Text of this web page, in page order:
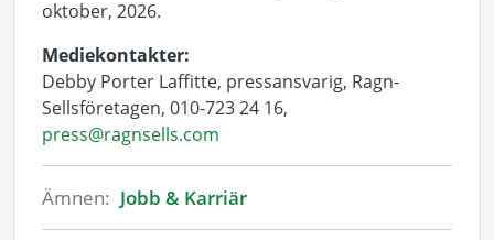
oktober, 2026.
Mediekontakter:
Debby Porter Laffitte, pressansvarig, Ragn-
Sellsföretagen, 010-723 24 16,
press@ragnsells.com
Ämnen: Jobb & Karriär